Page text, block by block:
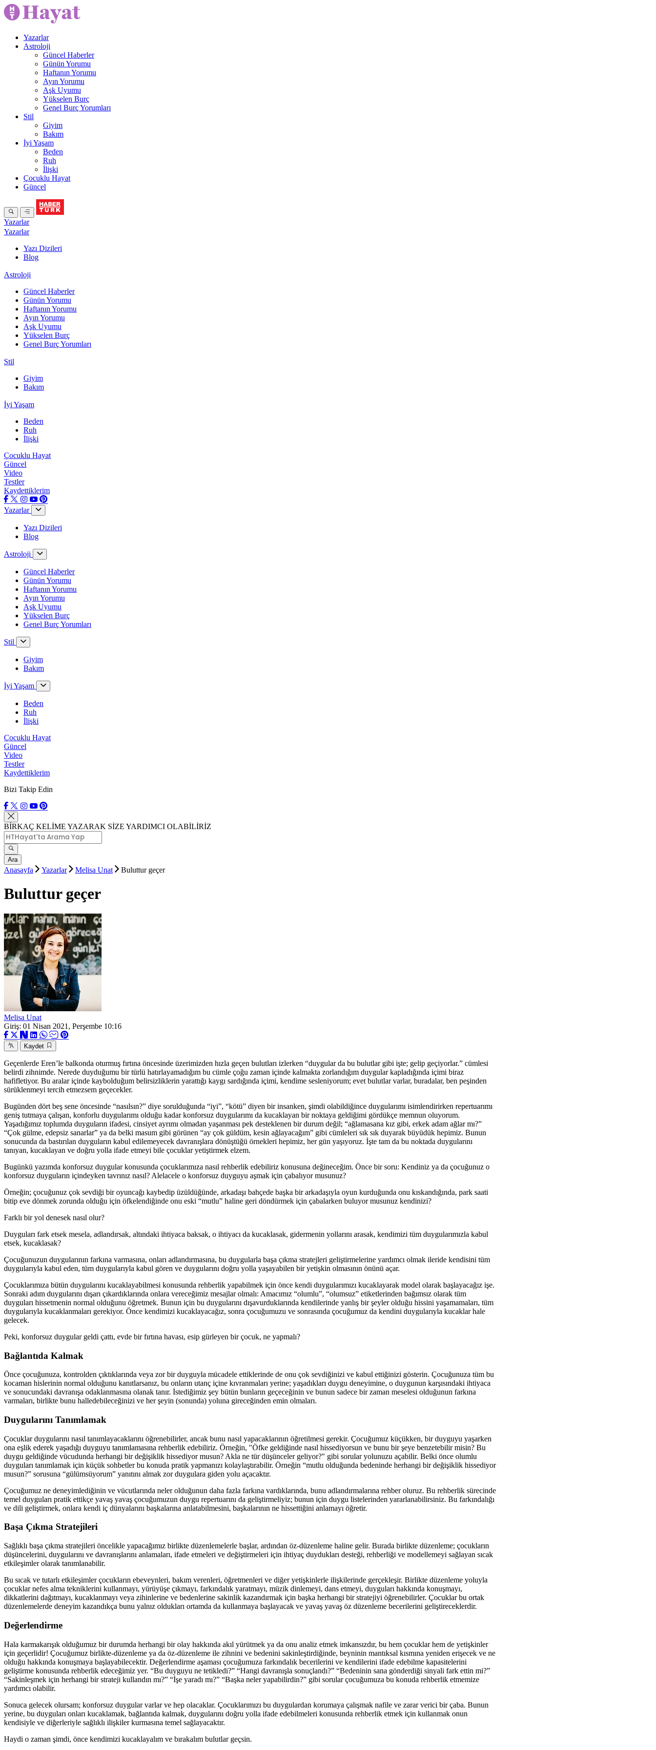
Yazarlar
Astroloji
Güncel Haberler
Günün Yorumu
Haftanın Yorumu
Ayın Yorumu
Aşk Uyumu
Yükselen Burç
Genel Burç Yorumları
Stil
Giyim
Bakım
İyi Yaşam
Beden
Ruh
İlişki
Çocuklu Hayat
Güncel
Yazarlar
Yazarlar
Yazı Dizileri
Blog
Astroloji
Güncel Haberler
Günün Yorumu
Haftanın Yorumu
Ayın Yorumu
Aşk Uyumu
Yükselen Burç
Genel Burç Yorumları
Stil
Giyim
Bakım
İyi Yaşam
Beden
Ruh
İlişki
Çocuklu Hayat
Güncel
Video
Testler
Kaydettiklerim
Yazarlar
Yazı Dizileri
Blog
Astroloji
Güncel Haberler
Günün Yorumu
Haftanın Yorumu
Ayın Yorumu
Aşk Uyumu
Yükselen Burç
Genel Burç Yorumları
Stil
Giyim
Bakım
İyi Yaşam
Beden
Ruh
İlişki
Çocuklu Hayat
Güncel
Video
Testler
Kaydettiklerim
Bizi Takip Edin
BİRKAÇ KELİME YAZARAK SİZE YARDIMCI OLABİLİRİZ
Ara
Anasayfa Yazarlar Melisa Unat Buluttur geçer
Buluttur geçer
Melisa Unat
Giriş: 01 Nisan 2021, Perşembe 10:16
Kaydet
Geçenlerde Eren’le balkonda oturmuş fırtına öncesinde üzerimizden hızla geçen bulutları izlerken “duygular da bu bulutlar gibi işte; gelip geçiyorlar.” cümlesi
belirdi zihnimde. Nerede duyduğumu bir türlü hatırlayamadığım bu cümle çoğu zaman içinde kalmakta zorlandığım duygular kapladığında içimi biraz
hafifletiyor. Bu aralar içinde kaybolduğum belirsizliklerin yarattığı kaygı sardığında içimi, kendime sesleniyorum; evet bulutlar varlar, buradalar, ben peşinden
sürüklenmeyi tercih etmezsem geçecekler.
Bugünden dört beş sene öncesinde “nasılsın?” diye sorulduğunda “iyi”, “kötü” diyen bir insanken, şimdi olabildiğince duygularımı isimlendirirken repertuarımı
geniş tutmaya çalışan, konforlu duygularımı olduğu kadar konforsuz duygularımı da kucaklayan bir noktaya geldiğimi gördükçe memnun oluyorum.
Yaşadığımız toplumda duyguların ifadesi, cinsiyet ayrımı olmadan yaşanması pek desteklenen bir durum değil; “ağlamasana kız gibi, erkek adam ağlar mı?”
“Çok gülme, edepsiz sanarlar” ya da belki masum gibi görünen “ay çok güldüm, kesin ağlayacağım” gibi cümleleri sık sık duyarak büyüdük hepimiz. Bunun
sonucunda da bastırılan duyguların kabul edilemeyecek davranışlara dönüştüğü örnekleri hepimiz, her gün yaşıyoruz. İşte tam da bu noktada duygularını
tanıyan, kucaklayan ve doğru yolla ifade etmeyi bile çocuklar yetiştirmek elzem.
Bugünkü yazımda konforsuz duygular konusunda çocuklarımıza nasıl rehberlik edebiliriz konusuna değineceğim. Önce bir soru: Kendiniz ya da çocuğunuz o
konforsuz duyguların içindeyken tavrınız nasıl? Alelacele o konforsuz duyguyu aşmak için çabalıyor musunuz?
Örneğin; çocuğunuz çok sevdiği bir oyuncağı kaybedip üzüldüğünde, arkadaşı bahçede başka bir arkadaşıyla oyun kurduğunda onu kıskandığında, park saati
bitip eve dönmek zorunda olduğu için öfkelendiğinde onu eski “mutlu” haline geri döndürmek için çabalarken buluyor musunuz kendinizi?
Farklı bir yol denesek nasıl olur?
Duyguları fark etsek mesela, adlandırsak, altındaki ihtiyaca baksak, o ihtiyacı da kucaklasak, gidermenin yollarını arasak, kendimizi tüm duygularımızla kabul
etsek, kucaklasak?
Çocuğunuzun duygularının farkına varmasına, onları adlandırmasına, bu duygularla başa çıkma stratejleri geliştirmelerine yardımcı olmak ileride kendisini tüm
duygularıyla kabul eden, tüm duygularıyla kabul gören ve duygularını doğru yolla yaşayabilen bir yetişkin olmasının önünü açar.
Çocuklarımıza bütün duygularını kucaklayabilmesi konusunda rehberlik yapabilmek için önce kendi duygularımızı kucaklayarak model olarak başlayacağız işe.
Sonraki adım duygularını dışarı çıkardıklarında onlara vereceğimiz mesajlar olmalı: Amacımız “olumlu”, “olumsuz” etiketlerinden bağımsız olarak tüm
duyguları hissetmenin normal olduğunu öğretmek. Bunun için bu duygularını dışavurduklarında kendilerinde yanlış bir şeyler olduğu hissini yaşamamaları, tüm
duygularıyla kucaklanmaları gerekiyor. Önce kendimizi kucaklayacağız, sonra çocuğumuzu ve sonrasında çocuğumuz da kendini duygularıyla kucaklar hale
gelecek.
Peki, konforsuz duygular geldi çattı, evde bir fırtına havası, esip gürleyen bir çocuk, ne yapmalı?
Bağlantıda Kalmak
Önce çocuğunuza, kontrolden çıktıklarında veya zor bir duyguyla mücadele ettiklerinde de onu çok sevdiğinizi ve kabul ettiğinizi gösterin. Çocuğunuza tüm bu
kocaman hislerinin normal olduğunu kanıtlarsanız, bu onların utanç içine kıvranmaları yerine; yaşadıkları duygu deneyimine, o duygunun karşısındaki ihtiyaca
ve sonucundaki davranışa odaklanmasına olanak tanır. İstediğimiz şey bütün bunların geçeceğinin ve bunun sadece bir zaman meselesi olduğunun farkına
varmaları, birlikte bunu halledebileceğinizi ve her şeyin (sonunda) yoluna gireceğinden emin olmaları.
Duygularını Tanımlamak
Çocuklar duygularını nasıl tanımlayacaklarını öğrenebilirler, ancak bunu nasıl yapacaklarının öğretilmesi gerekir. Çocuğumuz küçükken, bir duyguyu yaşarken
ona eşlik ederek yaşadığı duyguyu tanımlamasına rehberlik edebiliriz. Örneğin, "Öfke geldiğinde nasıl hissediyorsun ve bunu bir şeye benzetebilir misin? Bu
duygu geldiğinde vücudunda herhangi bir değişiklik hissediyor musun? Akla ne tür düşünceler geliyor?" gibi sorular yolunuzu açabilir. Belki önce olumlu
duyguları tanımlamak için küçük sohbetler bu konuda pratik yapmanızı kolaylaştırabilir. Örneğin “mutlu olduğunda bedeninde herhangi bir değişiklik hissediyor
musun?” sorusuna “gülümsüyorum” yanıtını almak zor duygulara giden yolu açacaktır.
Çocuğumuz ne deneyimlediğinin ve vücutlarında neler olduğunun daha fazla farkına vardıklarında, bunu adlandırmalarına rehber oluruz. Bu rehberlik sürecinde
temel duyguları pratik ettikçe yavaş yavaş çocuğumuzun duygu repertuarını da geliştirmeliyiz; bunun için duygu listelerinden yararlanabilirsiniz. Bu farkındalığı
ve dili geliştirmek, onlara kendi iç dünyalarını başkalarına anlatabilmesini, başkalarının ne hissettiğini anlamayı öğretir.
Başa Çıkma Stratejileri
Sağlıklı başa çıkma stratejileri öncelikle yapacağımız birlikte düzenlemelerle başlar, ardından öz-düzenleme haline gelir. Burada birlikte düzenleme; çocukların
düşüncelerini, duygularını ve davranışlarını anlamaları, ifade etmeleri ve değiştirmeleri için ihtiyaç duydukları desteği, rehberliği ve modellemeyi sağlayan sıcak
etkileşimler olarak tanımlanabilir.
Bu sıcak ve tutarlı etkileşimler çocukların ebeveynleri, bakım verenleri, öğretmenleri ve diğer yetişkinlerle ilişkilerinde gerçekleşir. Birlikte düzenleme yoluyla
çocuklar nefes alma tekniklerini kullanmayı, yürüyüşe çıkmayı, farkındalık yaratmayı, müzik dinlemeyi, dans etmeyi, duyguları hakkında konuşmayı,
dikkatlerini dağıtmayı, kucaklanmayı veya zihinlerine ve bedenlerine sakinlik kazandırmak için başka herhangi bir stratejiyi öğrenebilirler. Çocuklar bu ortak
düzenlemelerde deneyim kazandıkça bunu yalnız oldukları ortamda da kullanmaya başlayacak ve yavaş yavaş öz düzenleme becerilerini geliştireceklerdir.
Değerlendirme
Hala karmakarışık olduğumuz bir durumda herhangi bir olay hakkında akıl yürütmek ya da onu analiz etmek imkansızdır, bu hem çocuklar hem de yetişkinler
için geçerlidir! Çocuğumuz birlikte-düzenleme ya da öz-düzenleme ile zihnini ve bedenini sakinleştirdiğinde, beyninin mantıksal kısmına yeniden erişecek ve ne
olduğu hakkında konuşmaya başlayabilecektir. Değerlendirme aşaması çocuğumuza farkındalık becerilerini ve kendilerini ifade edebilme kapasitelerini
geliştirme konusunda rehberlik edeceğimiz yer. “Bu duyguyu ne tetikledi?” “Hangi davranışla sonuçlandı?” “Bedeninin sana gönderdiği sinyali fark ettin mi?”
“Sakinleşmek için herhangi bir strateji kullandın mı?” “İşe yaradı mı?” “Başka neler yapabilirdin?” gibi sorular çocuğumuza bu konuda rehberlik etmemize
yardımcı olabilir.
Sonuca gelecek olursam; konforsuz duygular varlar ve hep olacaklar. Çocuklarımızı bu duygulardan korumaya çalışmak nafile ve zarar verici bir çaba. Bunun
yerine, bu duyguları onları kucaklamak, bağlantıda kalmak, duygularını doğru yolla ifade edebilmeleri konusunda rehberlik etmek için kullanmak onun
kendisiyle ve diğerleriyle sağlıklı ilişkiler kurmasına temel sağlayacaktır.
Haydi o zaman şimdi, önce kendimizi kucaklayalım ve bırakalım bulutlar geçsin.